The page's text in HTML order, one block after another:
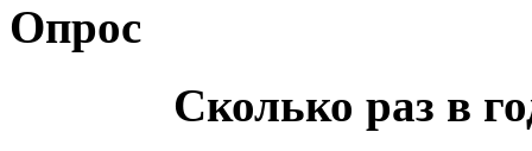
Опрос
Сколько раз в